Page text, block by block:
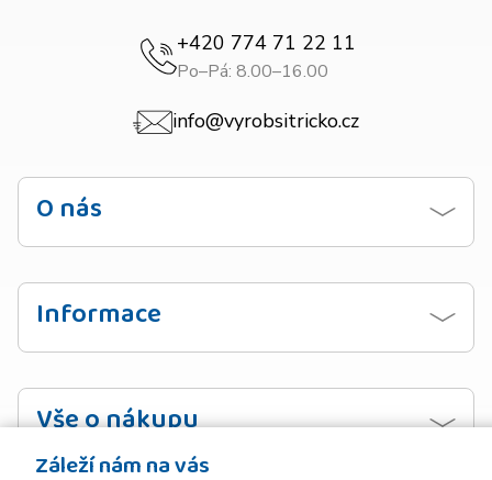
+420 774 71 22 11
Po–Pá: 8.00–16.00
info@vyrobsitricko.cz
O nás
Kontaktujte nás
Zásady ochrany osobních údajů
Platba
Informace
Návod na praní
Vše o nákupu
Záleží nám na vás